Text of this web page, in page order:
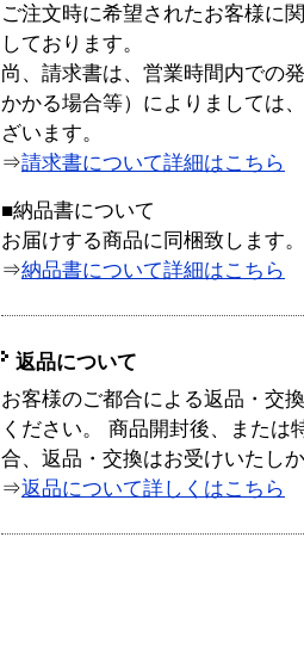
ご注文時に希望されたお客様に
しております。
尚、請求書は、営業時間内での
かかる場合等）によりましては
ざいます。
⇒請求書について詳細はこちら
■納品書について
お届けする商品に同梱致します。
⇒納品書について詳細はこちら
返品について
お客様のご都合による返品・交
ください。 商品開封後、または
合、返品・交換はお受けいたし
⇒返品について詳しくはこちら